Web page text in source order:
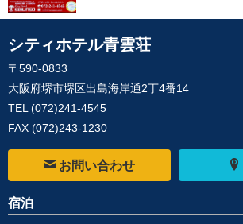
シティホテル青雲荘
〒590-0833
大阪府堺市堺区出島海岸通2丁4番14
TEL (072)241-4545
FAX (072)243-1230
お問い合わせ
宿泊